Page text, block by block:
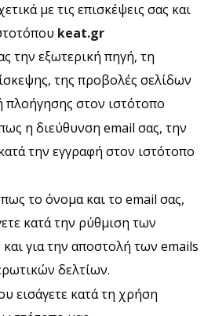
με τις επισκέψεις σας και
keat.gr
την εξωτερική πηγή, τη
της προβολές σελίδων
πλοήγησης στον ιστότοπο
η διεύθυνση email σας, την
την εγγραφή στον ιστότοπο
το όνομα και το email σας,
κατά την ρύθμιση των
για την αποστολή των emails
δελτίων.
εισάγετε κατά τη χρήση